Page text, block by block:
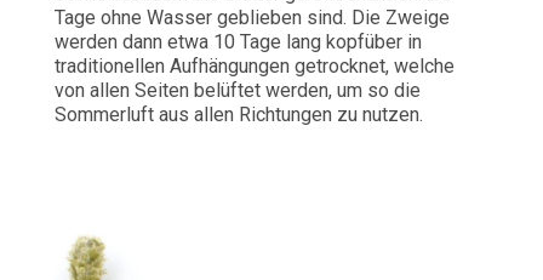
Tage ohne Wasser geblieben sind. Die Zweige
werden dann etwa 10 Tage lang kopfüber in
traditionellen Aufhängungen getrocknet, welche
von allen Seiten belüftet werden, um so die
Sommerluft aus allen Richtungen zu nutzen.